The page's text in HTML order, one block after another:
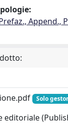
Append.,
Solo
editoriale